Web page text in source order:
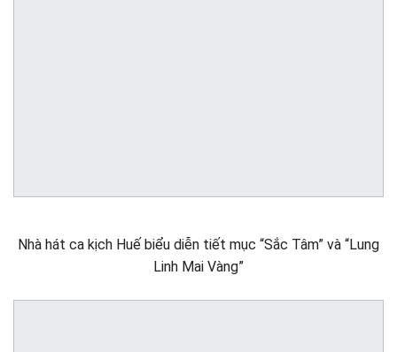
Nhà hát ca kịch Huế biểu diễn tiết mục “Sắc Tâm” và “Lung
Linh Mai Vàng”